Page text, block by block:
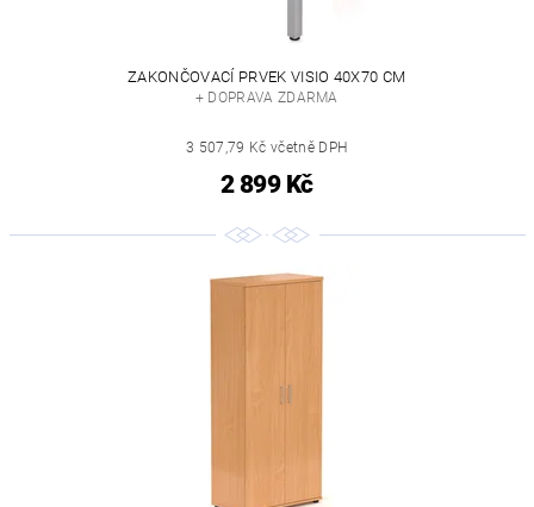
ZAKONČOVACÍ PRVEK VISIO 40X70 CM
+ DOPRAVA ZDARMA
3 507,79 Kč včetně DPH
2 899 Kč